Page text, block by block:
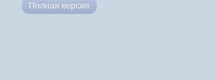
Полная версия